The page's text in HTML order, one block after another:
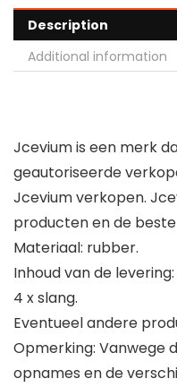
Description
Additional information
Jcevium is een merk
geautoriseerde
Jcevium verkopen.
producten en de
Materiaal: rubber.
Inhoud van de levering:
4 x slang.
Eventueel andere
Opmerking: Vanwege
opnames en de